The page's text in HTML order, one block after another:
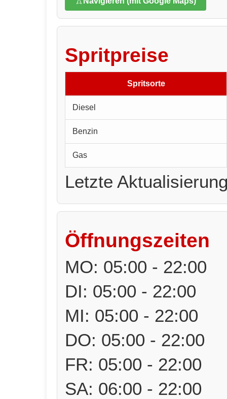
Spritpreise
Spritsorte
Diesel
Benzin
Gas
Letzte
Öffnungszeiten
MO: 05:00 - 22:00
DI: 05:00 - 22:00
MI: 05:00 - 22:00
DO: 05:00 - 22:00
FR: 05:00 - 22:00
SA: 06:00 - 22:00